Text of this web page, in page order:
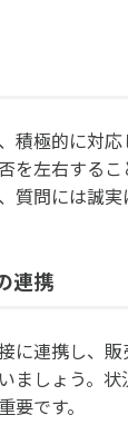
積極的に対
を左右する
質問には誠実
連携
に連携し、
ましょう。
要です。